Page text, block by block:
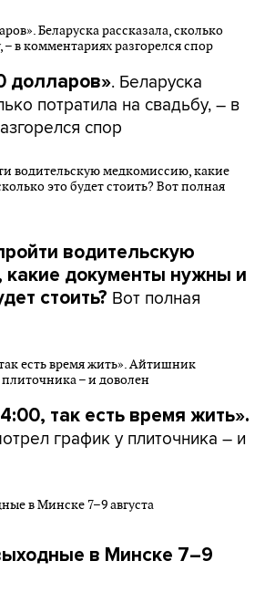
долларов». Беларуска
потратила на свадьбу, – в
спор
водительскую
документы нужны и
стоить? Вот полная
так есть время жить».
график у плиточника – и
в Минске 7–9